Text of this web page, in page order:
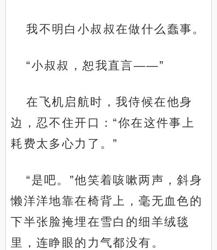
我不明白小叔叔在做什么蠢事。
“小叔叔，恕我直言——”
在飞机启航时，我侍候在他身
边，忍不住开口：“你在这件事上
耗费太多心力了。”
“是吧。”他笑着咳嗽两声，斜身
懒洋洋地靠在椅背上，毫无血色的
下半张脸掩埋在雪白的细羊绒毯
里，连睁眼的力气都没有。